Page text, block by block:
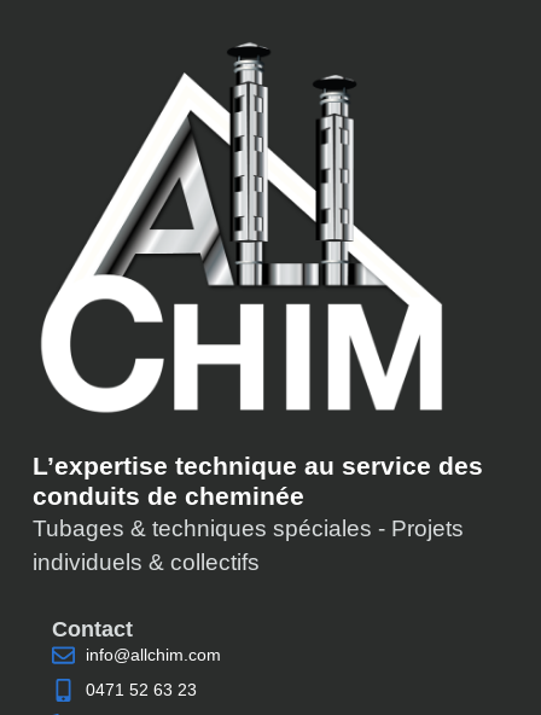
L’expertise technique au service des
conduits de cheminée
Tubages & techniques spéciales - Projets
individuels & collectifs
Contact
info@allchim.com
0471 52 63 23